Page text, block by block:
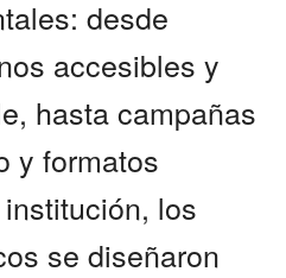
desde
accesibles y
hasta campañas
y formatos
los
se diseñaron